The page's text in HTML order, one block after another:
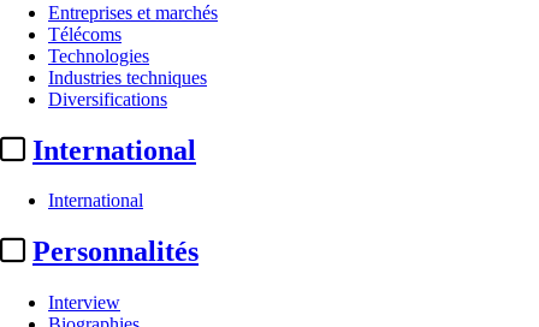
Entreprises et marchés
Télécoms
Technologies
Industries techniques
Diversifications
International
International
Personnalités
Interview